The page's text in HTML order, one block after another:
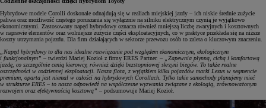
Hybrydowe modele Corolli doskonale odnajdują się w realiach miejskiej jazdy – ich niskie średnie zużycie
paliwa oraz możliwość częstego poruszania się wyłącznie na silniku elektrycznym czynią je wyjątkowo
ekonomicznymi. Zastosowany napęd hybrydowy oznacza również mniejszą liczbę awaryjnych i kosztownych
w naprawie elementów oraz wolniejsze zużycie części eksploatacyjnych, co w praktyce przekłada się na niższe
koszty utrzymania pojazdu. Dla firm działających w sektorze przewozu osób to zaleta o kluczowym znaczeniu.
„Napęd hybrydowy to dla nas idealne rozwiązanie pod względem ekonomicznym, ekologicznym
i funkcjonalnym” – twierdzi Maciej Kozioł z firmy ERES Partner. –
„Zapewnia płynną, cichą i komfortową
jazdę, co szczególnie cenią kierowcy, również dzięki bezstopniowej skrzyni biegów. To także realne
oszczędności w codziennej eksploatacji. Nasza flota, z wyjątkiem kilku pojazdów marki Lexus w segmencie
premium, oparta jest niemal w całości na hybrydowych Corollach. Tylko takie samochody planujemy mieć
w strukturze ERES – to nasza odpowiedź na współczesne wyzwania związane z ekologią, zrównoważonym
rozwojem oraz efektywnością kosztową” – podsumowuje Maciej Kozioł.